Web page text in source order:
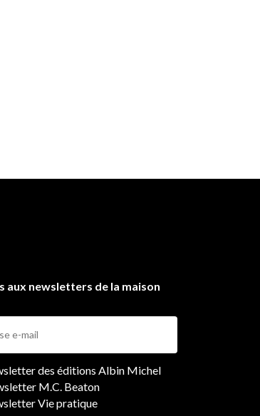
aux newsletters de la maison
des éditions Albin Michel
M.C. Beaton
Vie pratique